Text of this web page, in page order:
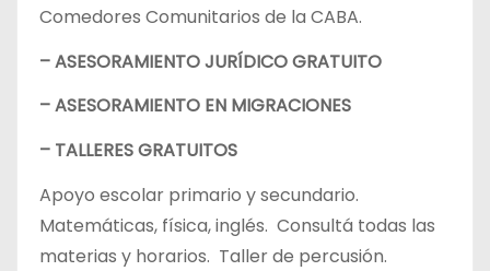
Comedores Comunitarios de la CABA.
– ASESORAMIENTO JURÍDICO GRATUITO
– ASESORAMIENTO EN MIGRACIONES
– TALLERES GRATUITOS
Apoyo escolar primario y secundario.
Matemáticas, física, inglés. Consultá todas las
materias y horarios. Taller de percusión.